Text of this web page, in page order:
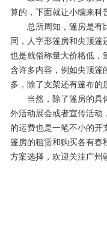
算的，下面就让小编来科
总所周知，篷房是有
同，人字形篷房和尖顶
也是就俗称量大价格低，
含许多内容，例如尖顶篷
多，除了支架还有篷布的
当然，除了篷房的具
外活动展会或者宣传活动
的运费也是一笔不小的开
篷房的租赁和购买各有春
方案选择，欢迎关注广州